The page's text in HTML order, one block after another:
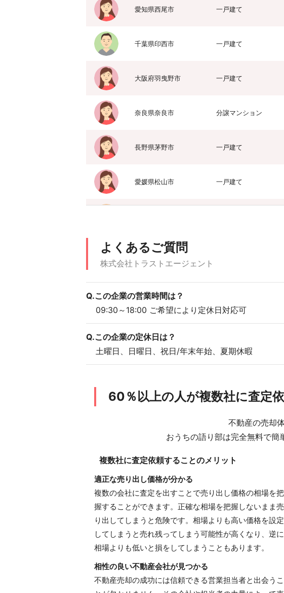
愛知県西尾市 一戸建て
千葉県印西市 一戸建て
大阪府羽曳野市 一戸建て
奈良県奈良市 分譲マンション
長野県茅野市 一戸建て
愛媛県松山市 一戸建て
岩手県胆沢郡金ケ崎
町
愛知県豊田市 一戸建て
よくあるご質問
株式会社トラストエージェント
Q.この企業の営業時間は？
09:30～18:00 ご希望により定休日対応可
Q.この企業の定休日は？
土曜日、日曜日、祝日/年末年始、夏期休暇
60％以上の人が複数社に査定
不動産の売却
おうちの語り部は完全無料で簡
複数社に査定依頼することのメリット
適正な売り出し価格が分かる
複数の会社に査定を出すことで売り出し価格の相場を把
握することができます。正確な相場を把握しないまま売
り出してしまうと危険です。相場よりも高い価格を設定
してしまうと売れ残ってしまう可能性が高くなり、逆に
相場よりも低いと損をしてしまうこともあります。
相性の良い不動産会社が見つかる
不動産売却の成功には信頼できる営業担当者と出会うこ